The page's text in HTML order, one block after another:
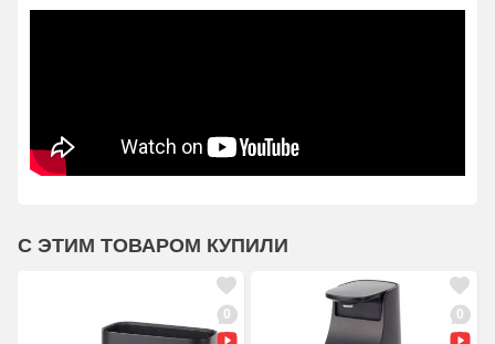
С ЭТИМ ТОВАРОМ КУПИЛИ
0 0